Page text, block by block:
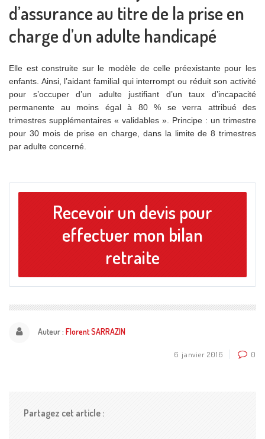
d’assurance au titre de la prise en
charge d’un adulte handicapé
Elle est construite sur le modèle de celle préexistante pour les
enfants. Ainsi, l’aidant familial qui interrompt ou réduit son activité
pour s’occuper d’un adulte justifiant d’un taux d’incapacité
permanente au moins égal à 80 % se verra attribué des
trimestres supplémentaires « validables ». Principe : un trimestre
pour 30 mois de prise en charge, dans la limite de 8 trimestres
par adulte concerné.
Recevoir un devis pour
effectuer mon bilan
retraite
Auteur : Florent SARRAZIN
6 janvier 2016 0
Partagez cet article :